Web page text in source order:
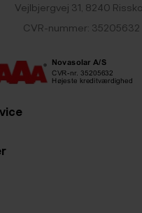
Vejlbjergvej 31, 8240
CVR-nummer: 35205632